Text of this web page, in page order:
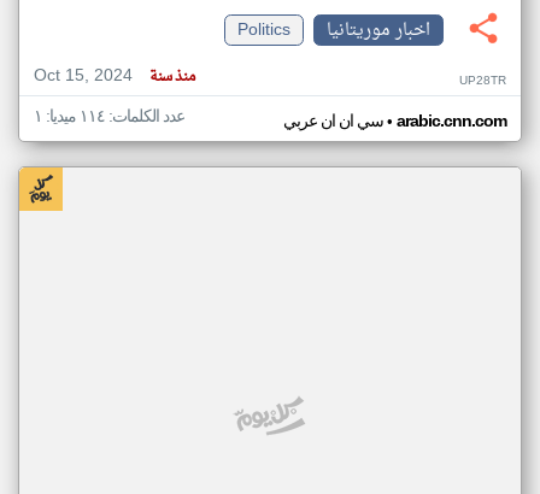
اخبار موريتانيا
Politics
Oct 15, 2024
منذ سنة UP28TR
سي ان ان عربي• arabic.cnn.com عدد الكلمات: ١١٤ ميديا: ١